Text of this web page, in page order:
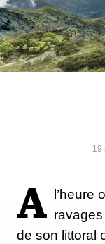
19
A
l’heure
de son littoral